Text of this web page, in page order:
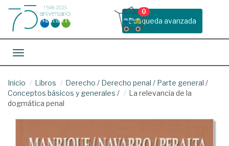
Busqueda avanzada
0
Toggle navigation
Inicio Libros Derecho / Derecho penal / Parte general /
Conceptos básicos y generales /
La relevancia de la
dogmática penal